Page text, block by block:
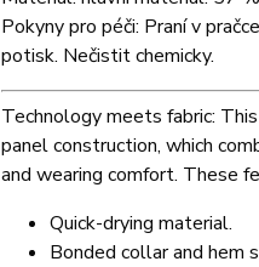
Pokyny pro péči: Praní v
potisk. Nečistit chemicky.
Technology meets fabric:
panel construction, which
and wearing comfort. These
Quick-drying material.
Bonded collar and hem